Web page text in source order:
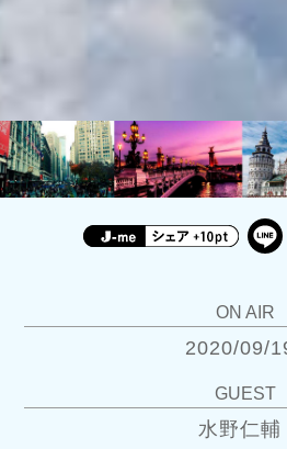
ON AIR
2020/09/
GUEST
水野仁輔